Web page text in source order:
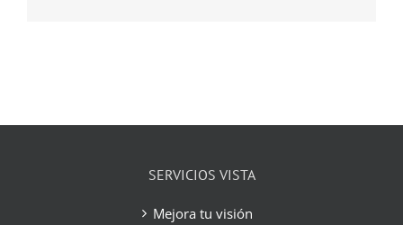
SERVICIOS VISTA
Mejora tu visión